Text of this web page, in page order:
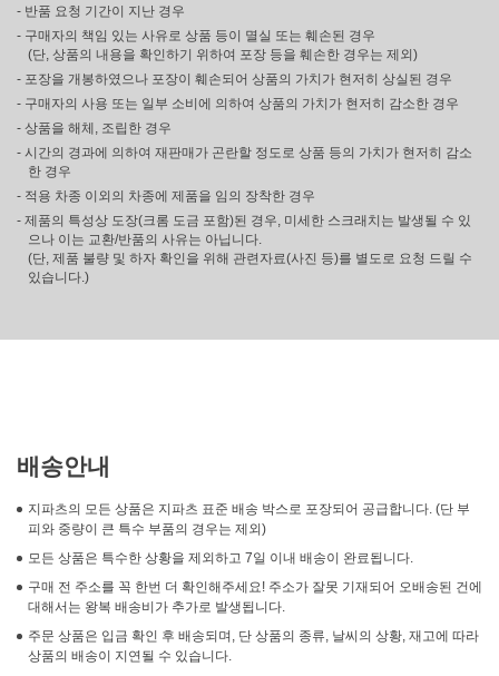
- 반품 요청 기간이 지난 경우
- 구매자의 책임 있는 사유로 상품 등이 멸실 또는 훼손된 경우
(단, 상품의 내용을 확인하기 위하여 포장 등을 훼손한 경우는 제외)
- 포장을 개봉하였으나 포장이 훼손되어 상품의 가치가 현저히 상실된 경우
- 구매자의 사용 또는 일부 소비에 의하여 상품의 가치가 현저히 감소한 경우
- 상품을 해체, 조립한 경우
- 시간의 경과에 의하여 재판매가 곤란할 정도로 상품 등의 가치가 현저히 감소
한 경우
- 적용 차종 이외의 차종에 제품을 임의 장착한 경우
- 제품의 특성상 도장(크롬 도금 포함)된 경우, 미세한 스크래치는 발생될 수 있
으나 이는 교환/반품의 사유는 아닙니다.
(단, 제품 불량 및 하자 확인을 위해 관련자료(사진 등)를 별도로 요청 드릴 수
있습니다.)
배송안내
지파츠의 모든 상품은 지파츠 표준 배송 박스로 포장되어 공급합니다. (단 부
피와 중량이 큰 특수 부품의 경우는 제외)
모든 상품은 특수한 상황을 제외하고 7일 이내 배송이 완료됩니다.
구매 전 주소를 꼭 한번 더 확인해주세요! 주소가 잘못 기재되어 오배송된 건에
대해서는 왕복 배송비가 추가로 발생됩니다.
주문 상품은 입금 확인 후 배송되며, 단 상품의 종류, 날씨의 상황, 재고에 따라
상품의 배송이 지연될 수 있습니다.